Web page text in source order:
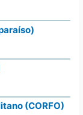
(CORFO)